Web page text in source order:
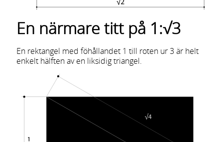
En närmare titt på 1:√3
En rektangel med föhållandet 1 till roten ur 3 är helt
enkelt hälften av en liksidig triangel.